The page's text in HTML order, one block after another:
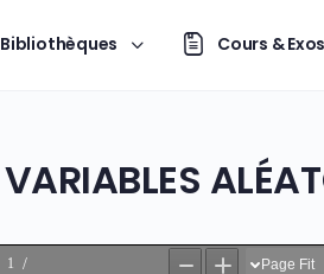
Bibliothèques Cours & Exos
VARIABLES